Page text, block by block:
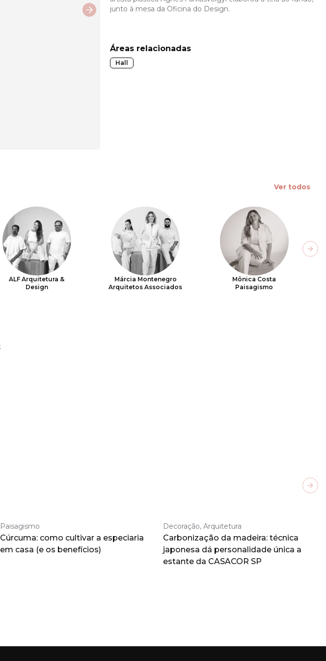
Next slide
junto à mesa da Oficina do Design.
Áreas relacionadas
Hall
Ver todos
ALF Arquitetura &
Design
Márcia Montenegro
Arquitetos Associados
Mônica Costa
Paisagismo
Paisagismo
Cúrcuma: como cultivar a especiaria
em casa (e os benefícios)
Decoração, Arquitetura
Carbonização da madeira: técnica
japonesa dá personalidade única a
estante da CASACOR SP